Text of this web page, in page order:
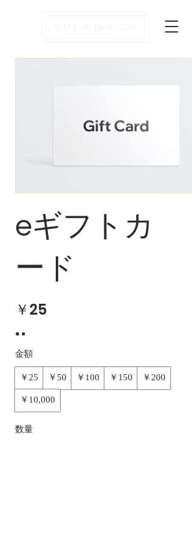
eギフトカ
ード
￥25
金額
￥25
￥50 ￥100 ￥150
￥200
￥10,000
数量